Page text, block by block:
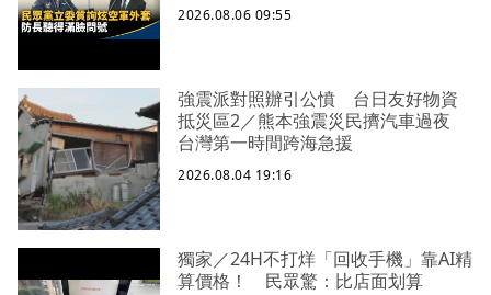
2026.08.06 09:55
強震派對照辦引公憤 台日友好物資
抵災區2／熊本強震災民擠汽車過夜
台灣第一時間跨海急援
2026.08.04 19:16
獨家／24H不打烊「回收手機」靠AI精
算價格！ 民眾驚：比店面划算